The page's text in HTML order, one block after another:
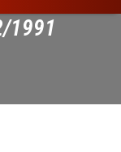
1991